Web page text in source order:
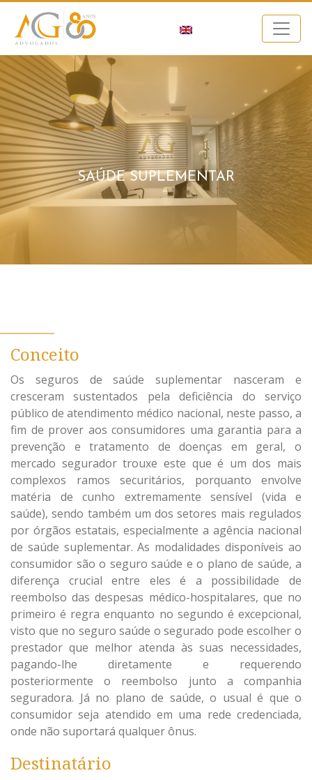
SAÚDE SUPLEMENTAR
Conceito
Os seguros de saúde suplementar nasceram e
cresceram sustentados pela deficiência do serviço
público de atendimento médico nacional, neste passo, a
fim de prover aos consumidores uma garantia para a
prevenção e tratamento de doenças em geral, o
mercado segurador trouxe este que é um dos mais
complexos ramos securitários, porquanto envolve
matéria de cunho extremamente sensível (vida e
saúde), sendo também um dos setores mais regulados
por órgãos estatais, especialmente a agência nacional
de saúde suplementar. As modalidades disponíveis ao
consumidor são o seguro saúde e o plano de saúde, a
diferença crucial entre eles é a possibilidade de
reembolso das despesas médico-hospitalares, que no
primeiro é regra enquanto no segundo é excepcional,
visto que no seguro saúde o segurado pode escolher o
prestador que melhor atenda às suas necessidades,
pagando-lhe diretamente e requerendo
posteriormente o reembolso junto a companhia
seguradora. Já no plano de saúde, o usual é que o
consumidor seja atendido em uma rede credenciada,
onde não suportará qualquer ônus.
Destinatário